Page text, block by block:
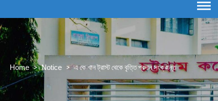
Home > Notice > এ কে খান ট্রাস্ট থেকে বৃত্তি প্রদান সংক্রান্ত